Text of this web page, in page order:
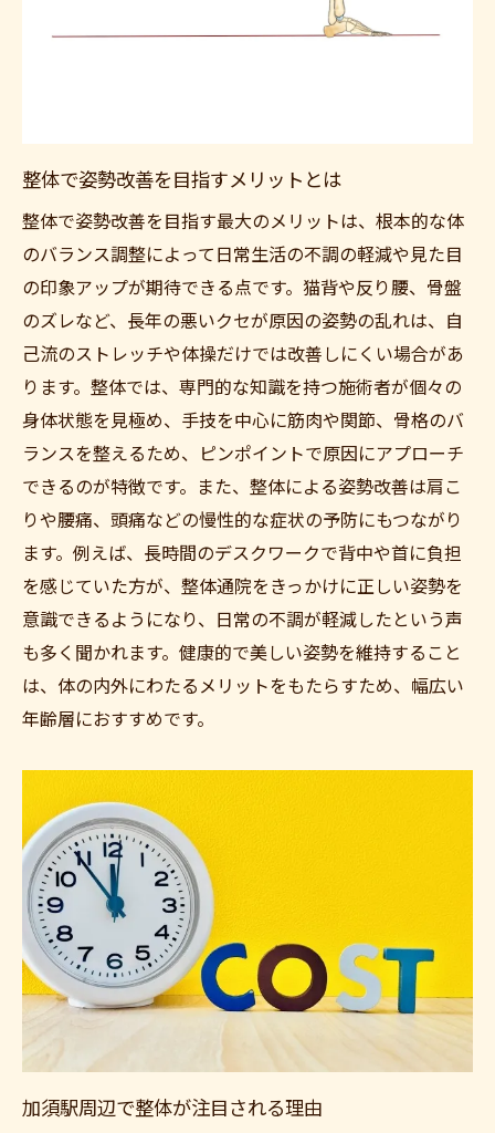
整体による体の変化を見極めるコツ
整体施術後のセルフケアがもたらす効果
整体とセルフケアで叶える美しい姿勢作り
整体とセルフケアで美しい姿勢をキープ
整体がサポートする自宅での姿勢改善法
整体の効果を高めるセルフケアのコツ
整体後に実践したい簡単ストレッチ法
整体院でアドバイスされる日常ケア方法
加須駅周辺で整体を続ける費用や頻度の考え方
整体の費用相場とコスパ良く続ける方法
整体通院の最適な頻度と無理ない計画
整体で姿勢改善を目指す費用の目安
整体費用を抑えるためのポイントを解説
整体院ごとの費用や頻度をうまく比較する
整体で姿勢改善を目指すメリットとは
整体で姿勢改善を目指す最大のメリットは、根本的な体
のバランス調整によって日常生活の不調の軽減や見た目
の印象アップが期待できる点です。猫背や反り腰、骨盤
のズレなど、長年の悪いクセが原因の姿勢の乱れは、自
己流のストレッチや体操だけでは改善しにくい場合があ
ります。整体では、専門的な知識を持つ施術者が個々の
身体状態を見極め、手技を中心に筋肉や関節、骨格のバ
ランスを整えるため、ピンポイントで原因にアプローチ
できるのが特徴です。また、整体による姿勢改善は肩こ
りや腰痛、頭痛などの慢性的な症状の予防にもつながり
ます。例えば、長時間のデスクワークで背中や首に負担
を感じていた方が、整体通院をきっかけに正しい姿勢を
意識できるようになり、日常の不調が軽減したという声
も多く聞かれます。健康的で美しい姿勢を維持すること
は、体の内外にわたるメリットをもたらすため、幅広い
年齢層におすすめです。
加須駅周辺で整体が注目される理由